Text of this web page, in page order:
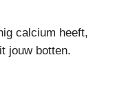
calcium heeft,
jouw botten.